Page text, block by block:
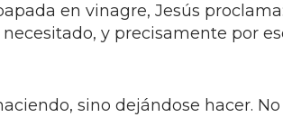
en vinagre, Jesús
y precisamente por
sino dejándose hacer. No